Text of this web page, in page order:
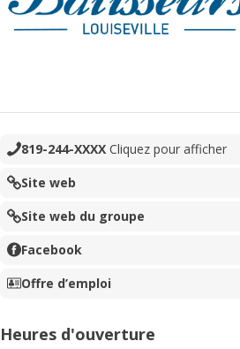
819-244-XXXX Cliquez pour afficher
Site web
Site web du groupe
Facebook
Offre d’emploi
Heures d'ouverture